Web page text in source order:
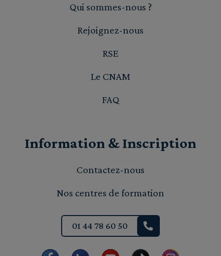
Qui sommes-nous ?
Rejoignez-nous
RSE
Le CNAM
FAQ
Information & Inscription
Contactez-nous
Nos centres de formation
01 44 78 60 50